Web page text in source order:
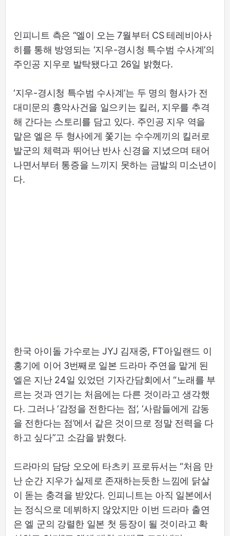
인피니트 측은 “엘이 오는 7월부터 CS 테레비아사
히를 통해 방영되는 ‘지우-경시청 특수범 수사계’의
주인공 지우로 발탁됐다고 26일 밝혔다.
‘지우-경시청 특수범 수사계’는 두 명의 형사가 전
대미문의 흉악사건을 일으키는 킬러, 지우를 추격
해 간다는 스토리를 담고 있다. 주인공 지우 역을
맡은 엘은 두 형사에게 쫓기는 수수께끼의 킬러로
발군의 체력과 뛰어난 반사 신경을 지녔으며 태어
나면서부터 통증을 느끼지 못하는 금발의 미소년이
다.
한국 아이돌 가수로는 JYJ 김재중, FT아일랜드 이
홍기에 이어 3번째로 일본 드라마 주연을 맡게 된
엘은 지난 24일 있었던 기자간담회에서 “노래를 부
르는 것과 연기는 처음에는 다른 것이라고 생각했
다. 그러나 ‘감정을 전한다는 점’, ‘사람들에게 감동
을 전한다는 점’에서 같은 것이므로 정말 전력을 다
하고 싶다”고 소감을 밝혔다.
드라마의 담당 오오에 타츠키 프로듀서는 “처음 만
난 순간 지우가 실제로 존재하는듯한 느낌에 닭살
이 돋는 충격을 받았다. 인피니트는 아직 일본에서
는 정식으로 데뷔하지 않았지만 이번 드라마 출연
은 엘 군의 강렬한 일본 첫 등장이 될 것이라고 확